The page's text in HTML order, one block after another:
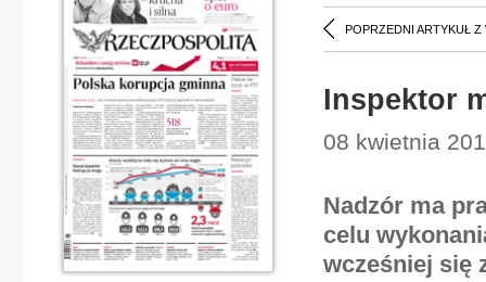
POPRZEDNI ARTYKUŁ Z
Inspektor
08 kwietnia
Nadzór ma
celu
wcześniej się